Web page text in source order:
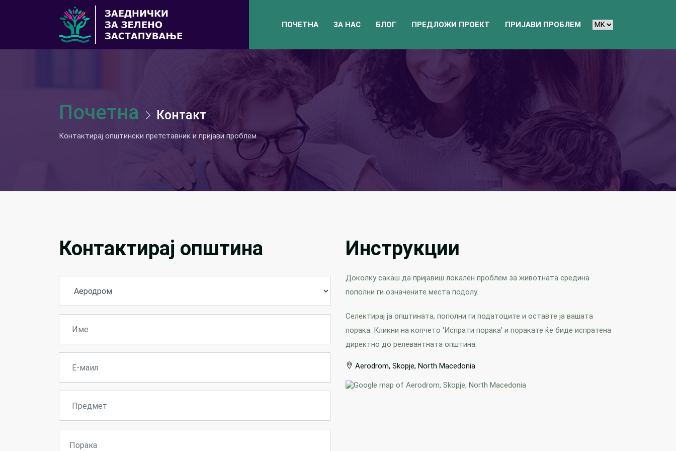
ПОЧЕТНА ЗА НАС БЛОГ ПРЕДЛОЖИ ПРОЕКТ ПРИЈАВИ ПРОБЛЕМ
Почетна Контакт
Контактирај општински претставник и пријави проблем.
Контактирај општина Инструкции
Доколку сакаш да пријавиш локален проблем за животната средина
пополни ги означените места подолу.
Селектирај ја општината, пополни ги податоците и оставте ја вашата
порака. Кликни на копчето 'Испрати порака' и поракате ќе биде испратена
директно до релевантната општина.
Aerodrom, Skopje, North Macedonia